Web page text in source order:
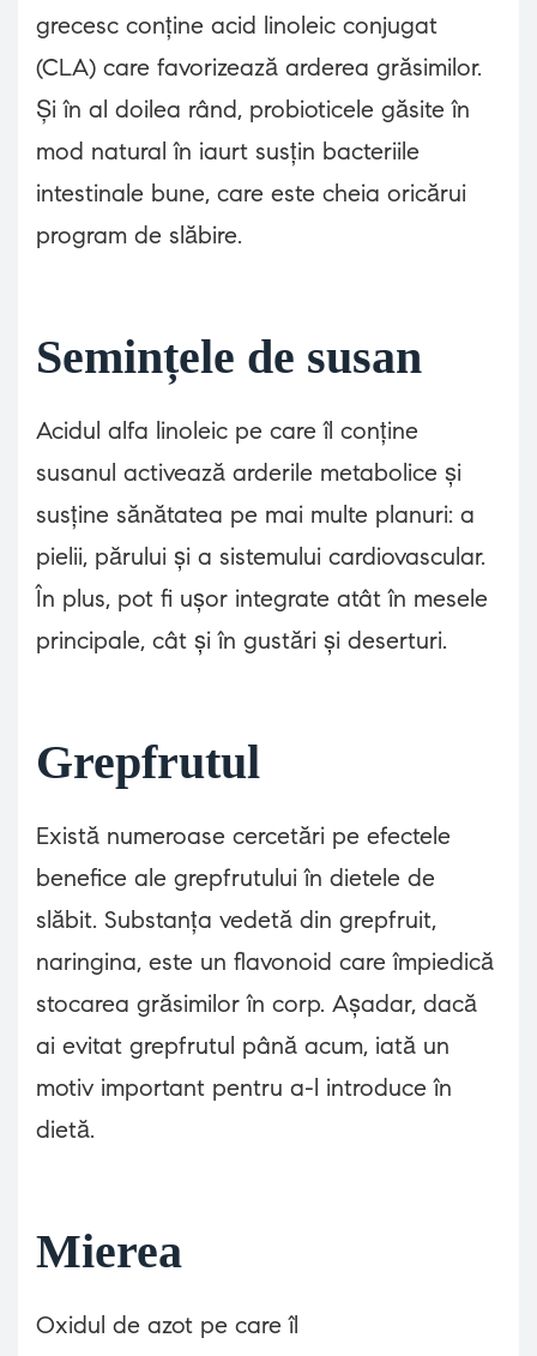
grecesc conține acid linoleic conjugat
(CLA) care favorizează arderea grăsimilor.
Și în al doilea rând, probioticele găsite în
mod natural în iaurt susțin bacteriile
intestinale bune, care este cheia oricărui
program de slăbire.
Semințele de susan
Acidul alfa linoleic pe care îl conține
susanul activează arderile metabolice și
susține sănătatea pe mai multe planuri: a
pielii, părului și a sistemului cardiovascular.
În plus, pot fi ușor integrate atât în mesele
principale, cât și în gustări și deserturi.
Grepfrutul
Există numeroase cercetări pe efectele
benefice ale grepfrutului în dietele de
slăbit. Substanța vedetă din grepfruit,
naringina, este un flavonoid care împiedică
stocarea grăsimilor în corp. Așadar, dacă
ai evitat grepfrutul până acum, iată un
motiv important pentru a-l introduce în
dietă.
Mierea
Oxidul de azot pe care îl